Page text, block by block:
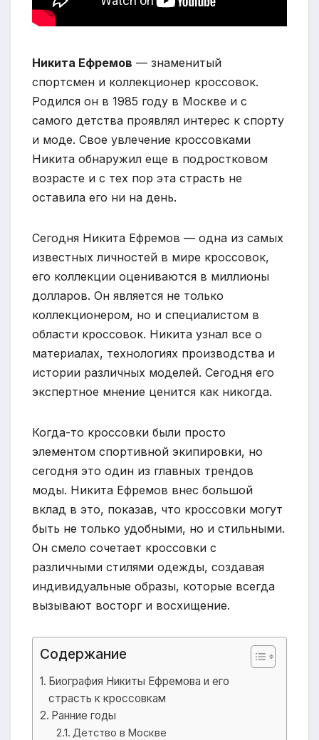
Никита Ефремов — знаменитый
спортсмен и коллекционер кроссовок.
Родился он в 1985 году в Москве и с
самого детства проявлял интерес к спорту
и моде. Свое увлечение кроссовками
Никита обнаружил еще в подростковом
возрасте и с тех пор эта страсть не
оставила его ни на день.
Сегодня Никита Ефремов — одна из самых
известных личностей в мире кроссовок,
его коллекции оцениваются в миллионы
долларов. Он является не только
коллекционером, но и специалистом в
области кроссовок. Никита узнал все о
материалах, технологиях производства и
истории различных моделей. Сегодня его
экспертное мнение ценится как никогда.
Когда-то кроссовки были просто
элементом спортивной экипировки, но
сегодня это один из главных трендов
моды. Никита Ефремов внес большой
вклад в это, показав, что кроссовки могут
быть не только удобными, но и стильными.
Он смело сочетает кроссовки с
различными стилями одежды, создавая
индивидуальные образы, которые всегда
вызывают восторг и восхищение.
Содержание
Биография Никиты Ефремова и его
страсть к кроссовкам
Ранние годы
Детство в Москве